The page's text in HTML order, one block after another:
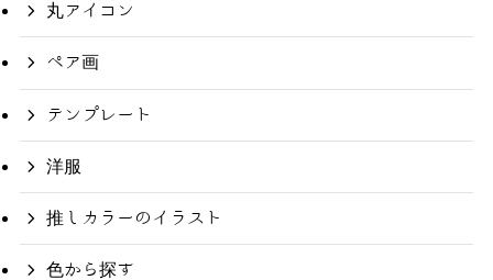
丸アイコン
ペア画
テンプレート
洋服
推しカラーのイラスト
色から探す